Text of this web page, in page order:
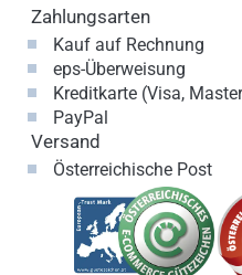
Zahlungsarten
Kauf auf Rechnung
eps-Überweisung
Kreditkarte (Visa,
PayPal
Versand
Österreichische Post